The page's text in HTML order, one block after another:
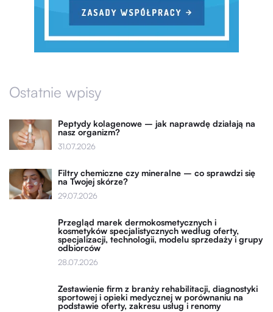
Ostatnie wpisy
Peptydy kolagenowe – jak naprawdę działają na
nasz organizm?
31.07.2026
Filtry chemiczne czy mineralne – co sprawdzi się
na Twojej skórze?
29.07.2026
Przegląd marek dermokosmetycznych i
kosmetyków specjalistycznych według oferty,
specjalizacji, technologii, modelu sprzedaży i grupy
odbiorców
28.07.2026
Zestawienie firm z branży rehabilitacji, diagnostyki
sportowej i opieki medycznej w porównaniu na
podstawie oferty, zakresu usług i renomy